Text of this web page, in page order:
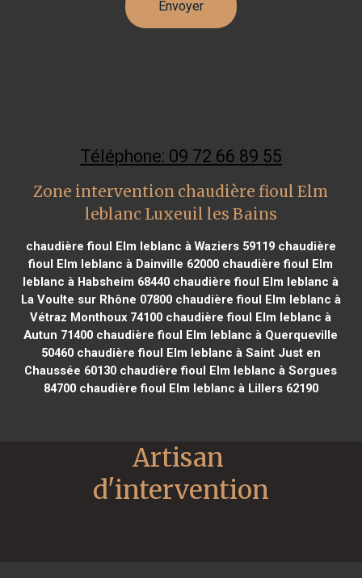
Téléphone: 09 72 66 89 55
Zone intervention chaudière fioul Elm
leblanc Luxeuil les Bains
chaudière fioul Elm leblanc à Waziers 59119chaudière
fioul Elm leblanc à Dainville 62000 chaudière fioul Elm
leblanc à Habsheim 68440 chaudière fioul Elm leblanc à
La Voulte sur Rhône 07800chaudière fioul Elm leblanc à
Vétraz Monthoux 74100 chaudière fioul Elm leblanc à
Autun 71400 chaudière fioul Elm leblanc à Querqueville
50460chaudière fioul Elm leblanc à Saint Just en
Chaussée 60130 chaudière fioul Elm leblanc à Sorgues
84700chaudière fioul Elm leblanc à Lillers 62190
Artisan
d'intervention